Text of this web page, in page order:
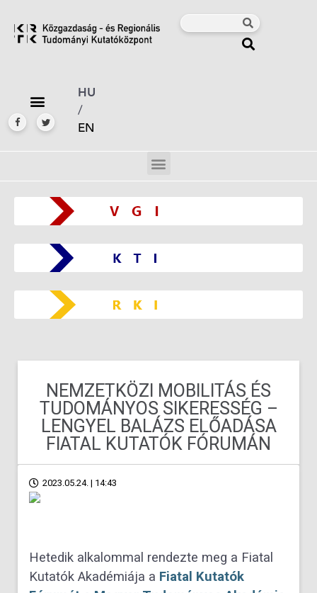
HU
/
EN
NEMZETKÖZI MOBILITÁS ÉS
TUDOMÁNYOS SIKERESSÉG –
LENGYEL BALÁZS ELŐADÁSA
FIATAL KUTATÓK FÓRUMÁN
2023.05.24. | 14:43
Hetedik alkalommal rendezte meg a Fiatal
Kutatók Akadémiája a Fiatal Kutatók